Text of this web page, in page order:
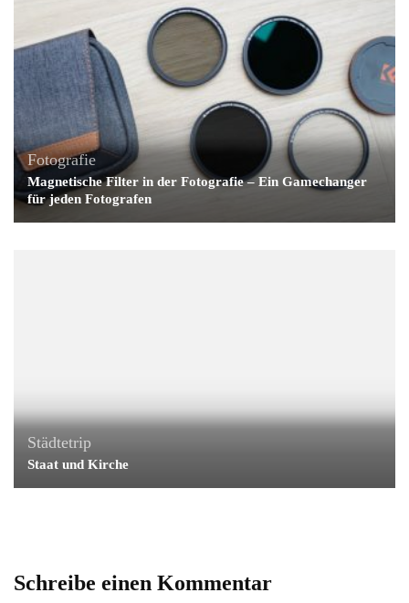
Fotografie
Magnetische Filter in der Fotografie – Ein Gamechanger
für jeden Fotografen
Städtetrip
Staat und Kirche
Schreibe einen Kommentar